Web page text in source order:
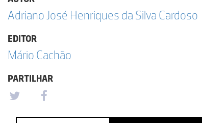
Adriano José Henriques da Silva Cardoso
EDITOR
Mário Cachão
PARTILHAR